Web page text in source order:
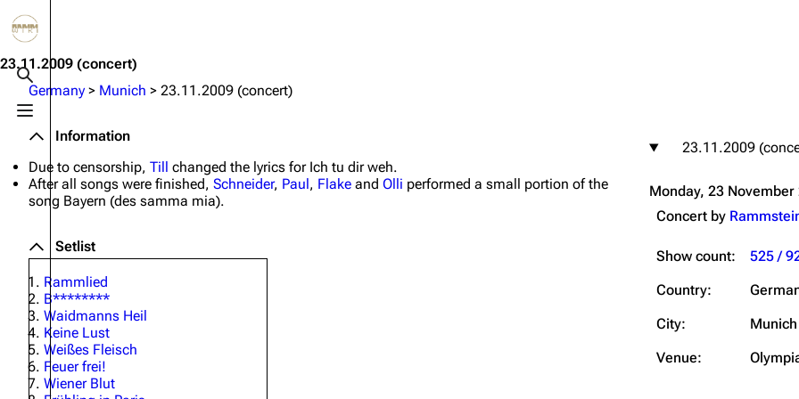
Toggle search
Toggle menu
Navigation
Main page
Blog
Random page
Contact
Information
Discography
Song list
Information
Discography
Discography
Discography
Videography
Song list
Tour dates
Merchandise
Members
Richard Kruspe
23.11.2009 (concert)
Germany > Munich > 23.11.2009 (concert)
23.11.2009
Monday, 23 November
Concert by
Show count:
525 /
Country:
City:
Munich
Venue:
Information
Due to censorship, Till changed the lyrics for Ich tu dir weh.
After all songs were finished, Schneider, Paul, Flake and Olli performed a small portion of the
song Bayern (des samma mia).
Setlist
Rammlied
B********
Waidmanns Heil
Keine Lust
Weißes Fleisch
Feuer frei!
Wiener Blut